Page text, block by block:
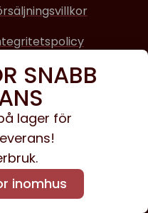
SNABB
lager för
inomhus